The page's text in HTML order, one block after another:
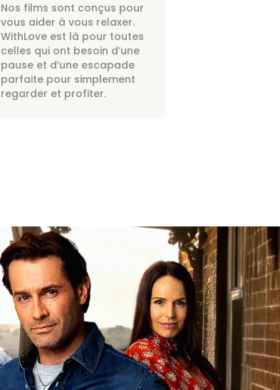
Nos films sont conçus pour
vous aider à vous relaxer.
WithLove est là pour toutes
celles qui ont besoin d’une
pause et d’une escapade
parfaite pour simplement
regarder et profiter.